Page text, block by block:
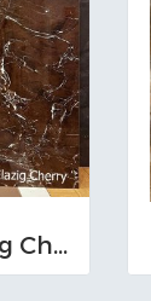
80x160cm. Elazig Cherry